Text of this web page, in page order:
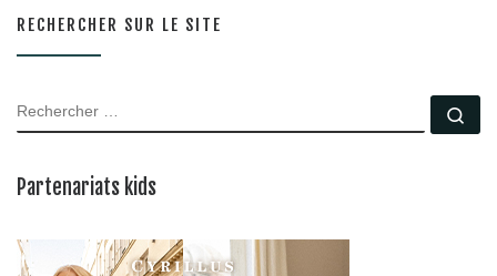
RECHERCHER SUR LE SITE
RECHERCHER
Partenariats kids